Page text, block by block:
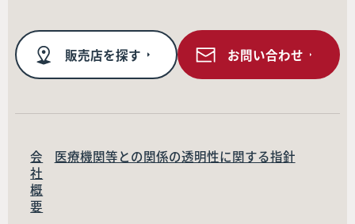
販売店を探す お問い合わせ
会
社
概
要
医療機関等との関係の透明性に関する指針